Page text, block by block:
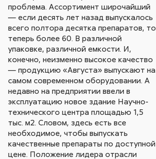
проблема. Ассортимент широчайший
— если десять лет назад выпускалось
всего полтора десятка препаратов, то
теперь более 60. В различной
упаковке, различной емкости. И,
конечно, неизменно высокое качество
— продукцию «Августа» выпускают на
самом современном оборудовании. А
недавно на предприятии ввели в
эксплуатацию новое здание Научно-
технического центра площадью 1,5
тыс. м2. Словом, здесь есть все
необходимое, чтобы выпускать
качественные препараты по доступной
цене. Положение лидера отрасли